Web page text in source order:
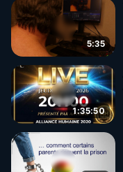
5:35
1:35:50